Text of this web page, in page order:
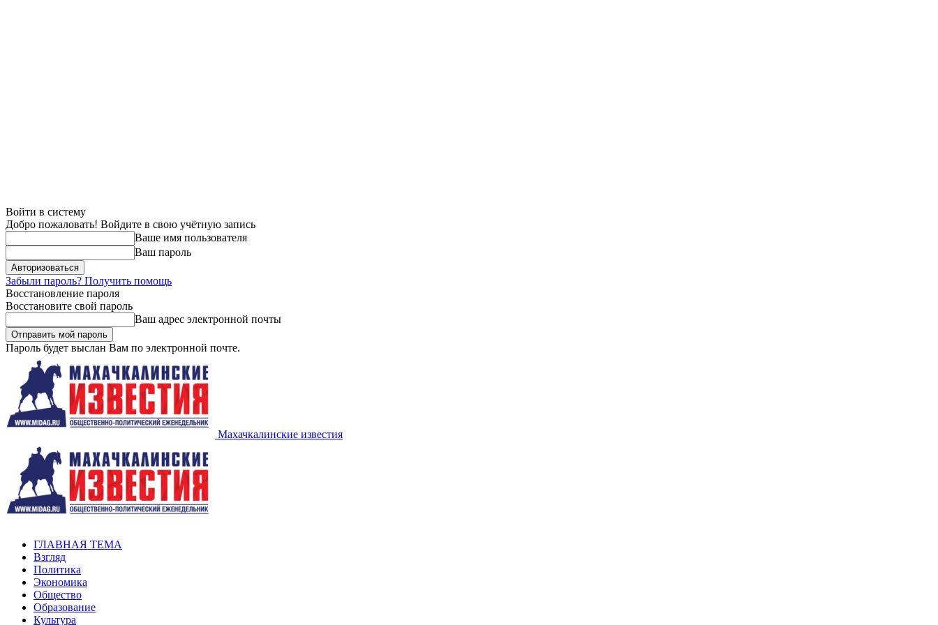
Войти в систему
Добро пожаловать! Войдите в свою учётную запись
Ваше имя пользователя
Ваш пароль
Забыли пароль? Получить помощь
Восстановление пароля
Восстановите свой пароль
Ваш адрес электронной почты
Пароль будет выслан Вам по электронной почте.
Махачкалинские известия
ГЛАВНАЯ ТЕМА
Взгляд
Политика
Экономика
Общество
Образование
Культура